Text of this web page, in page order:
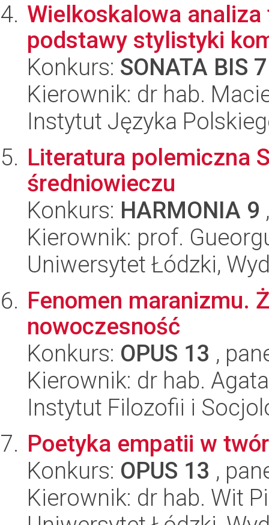
Wielkoskalowa
podstawy stylistyki
Konkurs: SONATA BIS 7
Kierownik: dr hab.
Instytut Języka
Literatura polemiczna
średniowieczu
Konkurs: HARMONIA 9
Kierownik: prof.
Uniwersytet Łódzki,
Fenomen maranizmu.
nowoczesność
Konkurs: OPUS 13 ,
Kierownik: dr hab.
Instytut Filozofii i
Poetyka empatii w
Konkurs: OPUS 13 ,
Kierownik: dr hab. Wit